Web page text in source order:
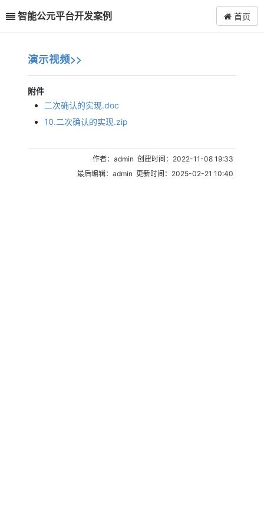
智能公元平台开发案例 首页
演示视频>>
附件
二次确认的实现.doc
10.二次确认的实现.zip
作者：admin 创建时间：2022-11-08 19:33
最后编辑：admin 更新时间：2025-02-21 10:40